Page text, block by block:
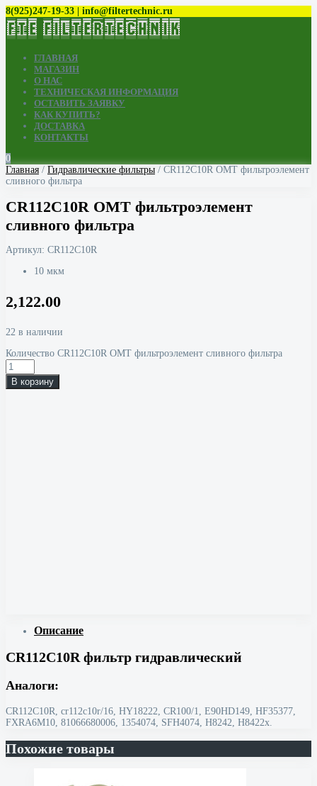
8(925)247-19-33 | info@filtertechnic.ru
ГЛАВНАЯ
МАГАЗИН
О НАС
ТЕХНИЧЕСКАЯ ИНФОРМАЦИЯ
ОСТАВИТЬ ЗАЯВКУ
КАК КУПИТЬ?
ДОСТАВКА
КОНТАКТЫ
0
Главная / Гидравлические фильтры / CR112C10R OMT фильтроэлемент
сливного фильтра
CR112C10R OMT фильтроэлемент
сливного фильтра
Артикул: CR112C10R
10 мкм
2,122.00
22 в наличии
Количество CR112C10R OMT фильтроэлемент сливного фильтра
В корзину
Описание
CR112C10R фильтр гидравлический
Аналоги:
CR112C10R, cr112c10r/16, HY18222, CR100/1, E90HD149, HF35377,
FXRA6M10, 81066680006, 1354074, SFH4074, H8242, H8422x.
Похожие товары